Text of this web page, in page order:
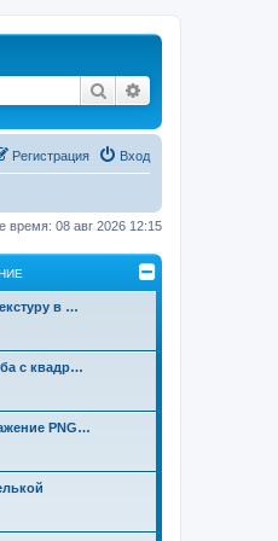
Поиск
Вход
Регистрация
время: 08 авг 2026 12:15
в …
с квадр…
PNG…